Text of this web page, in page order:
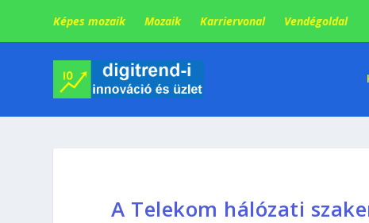
Képes mozaik Mozaik Karriervonal Vendégoldal
A Telekom hálózati